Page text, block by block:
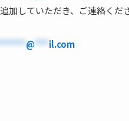
加していただき、ご連絡くだ
@***il.com